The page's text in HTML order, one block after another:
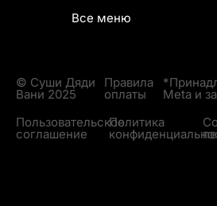
Все меню
© Суши Дяди
Вани 2025
Правила
оплаты
Meta и
Пользовательское
соглашение
Политика